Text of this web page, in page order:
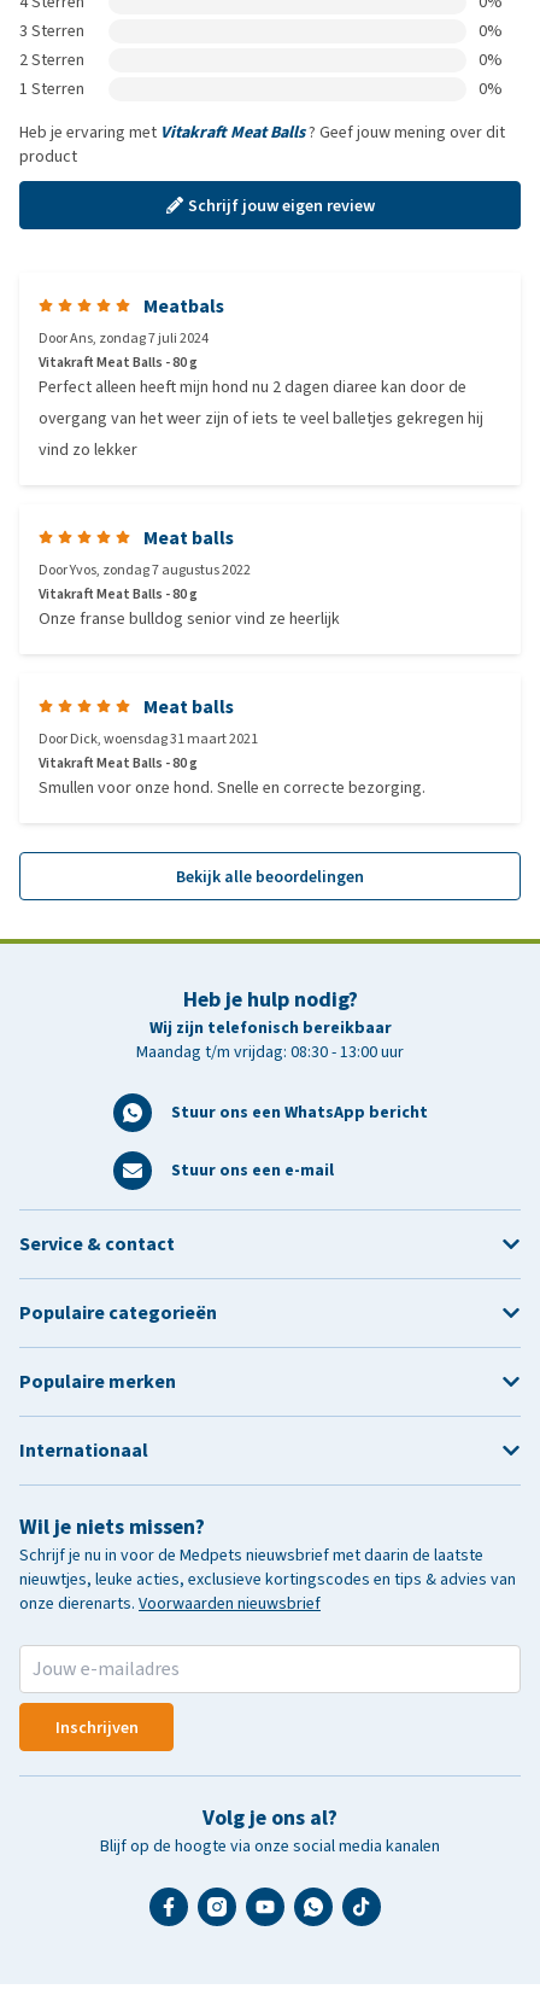
3 Sterren
0%
2 Sterren
0%
1 Sterren
0%
Heb je ervaring met Vitakraft Meat Balls? Geef jouw mening over dit
product
Schrijf jouw eigen review
Meatbals
DoorAns, zondag 7 juli 2024
Vitakraft Meat Balls - 80 g
Perfect alleen heeft mijn hond nu 2 dagen diaree kan door de
overgang van het weer zijn of iets te veel balletjes gekregen hij
vind zo lekker
Meat balls
DoorYvos, zondag 7 augustus 2022
Vitakraft Meat Balls - 80 g
Onze franse bulldog senior vind ze heerlijk
Meat balls
DoorDick,woensdag 31 maart 2021
Vitakraft Meat Balls - 80 g
Smullen voor onze hond. Snelle en correcte bezorging.
Bekijk alle beoordelingen
Heb je hulp nodig?
Wij zijn telefonisch bereikbaar
Maandag t/m vrijdag: 08:30 - 13:00 uur
Stuur ons een WhatsApp bericht
Stuur ons een e-mail
Wil je niets missen?
Schrijf je nu in voor de Medpets nieuwsbrief met daarin de laatste
nieuwtjes, leuke acties, exclusieve kortingscodes en tips & advies van
onze dierenarts. Voorwaarden nieuwsbrief
Inschrijven
Volg je ons al?
Blijf op de hoogte via onze social media kanalen
Service & contact
Populaire categorieën
Populaire merken
Internationaal